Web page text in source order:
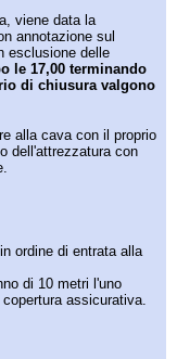
viene data la
annotazione sul
esclusione delle
le 17,00 terminando
di chiusura valgono
alla cava con il proprio
dell'attrezzatura con
ordine di entrata alla
di 10 metri l'uno
assicurativa.